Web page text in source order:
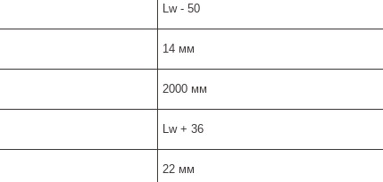
Lw - 50
14 мм
2000 мм
Lw + 36
22 мм